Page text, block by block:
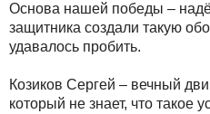
Основа нашей победы –
защитника создали такую
удавалось пробить.
Козиков Сергей – вечный
который не знает, что такое